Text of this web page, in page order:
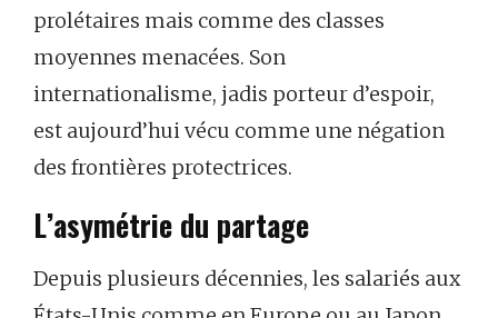
prolétaires mais comme des classes
moyennes menacées. Son
internationalisme, jadis porteur d’espoir,
est aujourd’hui vécu comme une négation
des frontières protectrices.
L’asymétrie du partage
Depuis plusieurs décennies, les salariés aux